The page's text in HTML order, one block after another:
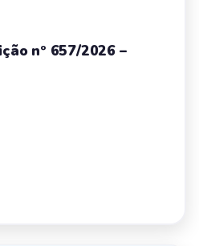
nº 657/2026 –